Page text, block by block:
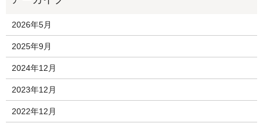
2026年5月
2025年9月
2024年12月
2023年12月
2022年12月